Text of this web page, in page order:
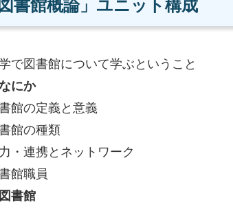
書館概論」ユニット構成
図書館について学ぶということ
にか
の定義と意義
の種類
連携とネットワーク
職員
書館